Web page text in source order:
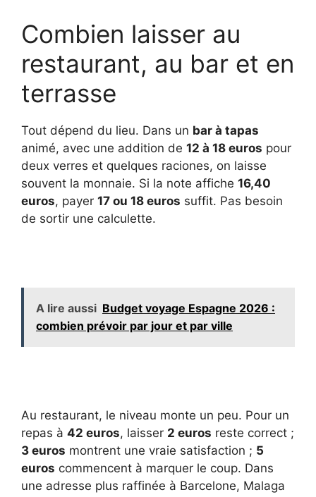
Combien laisser au
restaurant, au bar et en
terrasse
Tout dépend du lieu. Dans un bar à tapas
animé, avec une addition de 12 à 18 euros pour
deux verres et quelques raciones, on laisse
souvent la monnaie. Si la note affiche 16,40
euros, payer 17 ou 18 euros suffit. Pas besoin
de sortir une calculette.
A lire aussi Budget voyage Espagne 2026 :
combien prévoir par jour et par ville
Au restaurant, le niveau monte un peu. Pour un
repas à 42 euros, laisser 2 euros reste correct ;
3 euros montrent une vraie satisfaction ; 5
euros commencent à marquer le coup. Dans
une adresse plus raffinée à Barcelone, Malaga